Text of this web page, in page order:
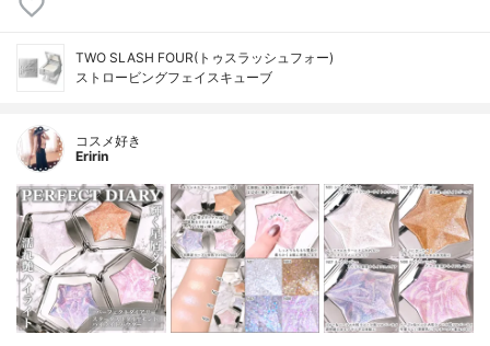
TWO SLASH FOUR(トゥスラッシュフォー)
ストロービングフェイスキューブ
コスメ好き
Eririn